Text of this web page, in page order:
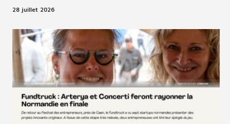
28 juillet 2026